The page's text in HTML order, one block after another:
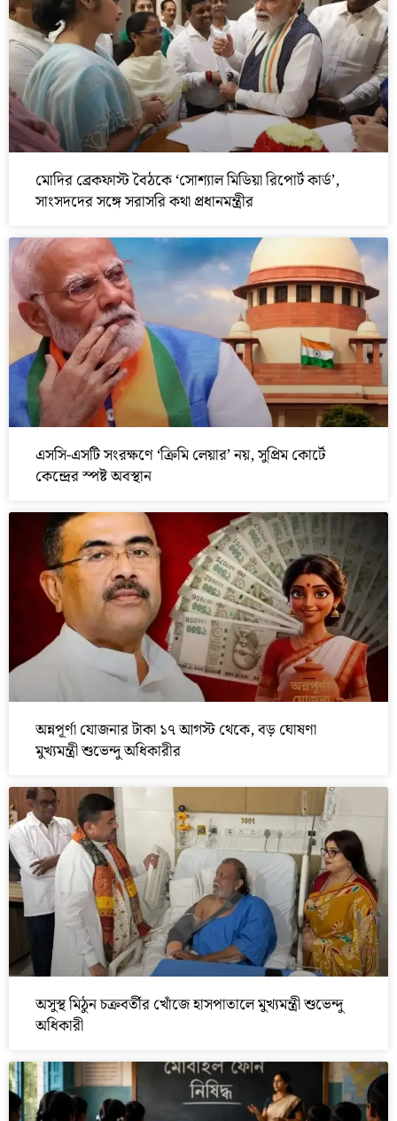
মোদির ব্রেকফাস্ট বৈঠকে ‘সোশ্যাল মিডিয়া রিপোর্ট কার্ড’,
সাংসদদের সঙ্গে সরাসরি কথা প্রধানমন্ত্রীর
এসসি-এসটি সংরক্ষণে ‘ক্রিমি লেয়ার’ নয়, সুপ্রিম কোর্টে
কেন্দ্রের স্পষ্ট অবস্থান
অন্নপূর্ণা যোজনার টাকা ১৭ আগস্ট থেকে, বড় ঘোষণা
মুখ্যমন্ত্রী শুভেন্দু অধিকারীর
অসুস্থ মিঠুন চক্রবর্তীর খোঁজে হাসপাতালে মুখ্যমন্ত্রী শুভেন্দু
অধিকারী